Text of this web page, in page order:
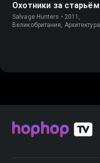
Охотники за старьём
Salvage Hunters • 2011,
Великобритания, Архитектура